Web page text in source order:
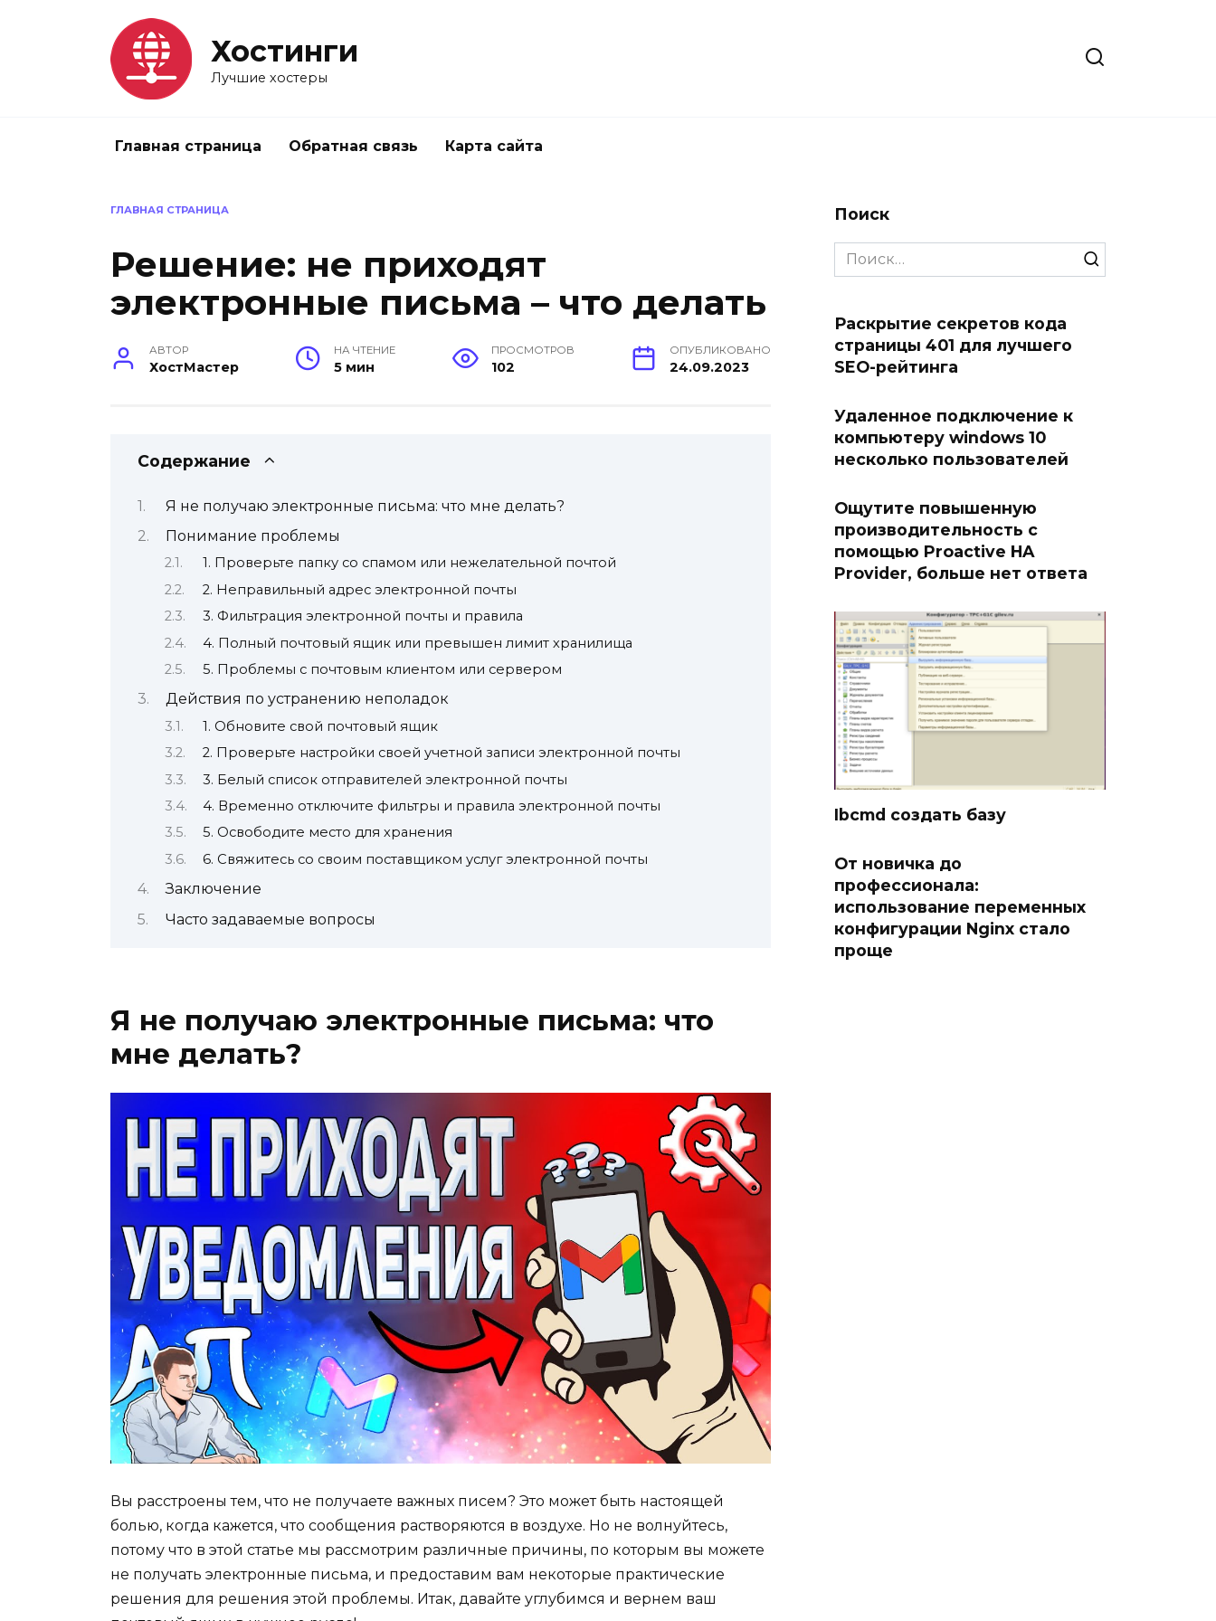
Хостинги
Лучшие хостеры
Главная страница Обратная связь Карта сайта
ГЛАВНАЯ СТРАНИЦА
Решение: не приходят
электронные письма – что делать
АВТОР
ХостМастер
НА ЧТЕНИЕ
5 мин
ПРОСМОТРОВ
102
ОПУБЛИКОВАНО
24.09.2023
Содержание
Я не получаю электронные письма: что мне делать?
Понимание проблемы
1. Проверьте папку со спамом или нежелательной почтой
2. Неправильный адрес электронной почты
3. Фильтрация электронной почты и правила
4. Полный почтовый ящик или превышен лимит хранилища
5. Проблемы с почтовым клиентом или сервером
Действия по устранению неполадок
1. Обновите свой почтовый ящик
2. Проверьте настройки своей учетной записи электронной почты
3. Белый список отправителей электронной почты
4. Временно отключите фильтры и правила электронной почты
5. Освободите место для хранения
6. Свяжитесь со своим поставщиком услуг электронной почты
Заключение
Часто задаваемые вопросы
Я не получаю электронные письма: что
мне делать?
Вы расстроены тем, что не получаете важных писем? Это может быть настоящей
болью, когда кажется, что сообщения растворяются в воздухе. Но не волнуйтесь,
потому что в этой статье мы рассмотрим различные причины, по которым вы можете
не получать электронные письма, и предоставим вам некоторые практические
решения для решения этой проблемы. Итак, давайте углубимся и вернем ваш
Поиск
Search
for:
Раскрытие секретов кода
страницы 401 для лучшего
SEO-рейтинга
Удаленное подключение к
компьютеру windows 10
несколько пользователей
Ощутите повышенную
производительность с
помощью Proactive HA
Provider, больше нет ответа
Ibcmd создать базу
От новичка до
профессионала:
использование переменных
конфигурации Nginx стало
проще